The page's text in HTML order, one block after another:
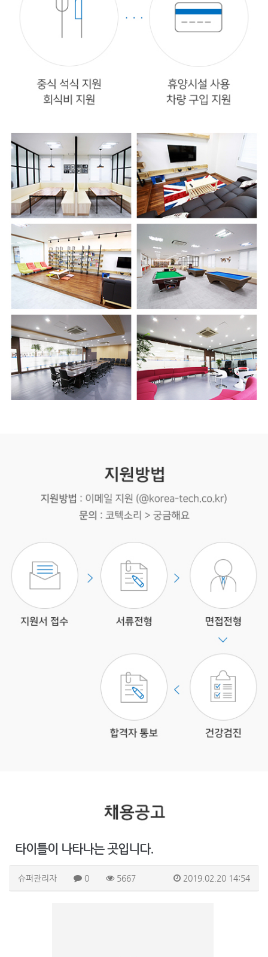
타이틀이 나타나는 곳입니다.
슈퍼관리자 0 5667 2019.02.20 14:54